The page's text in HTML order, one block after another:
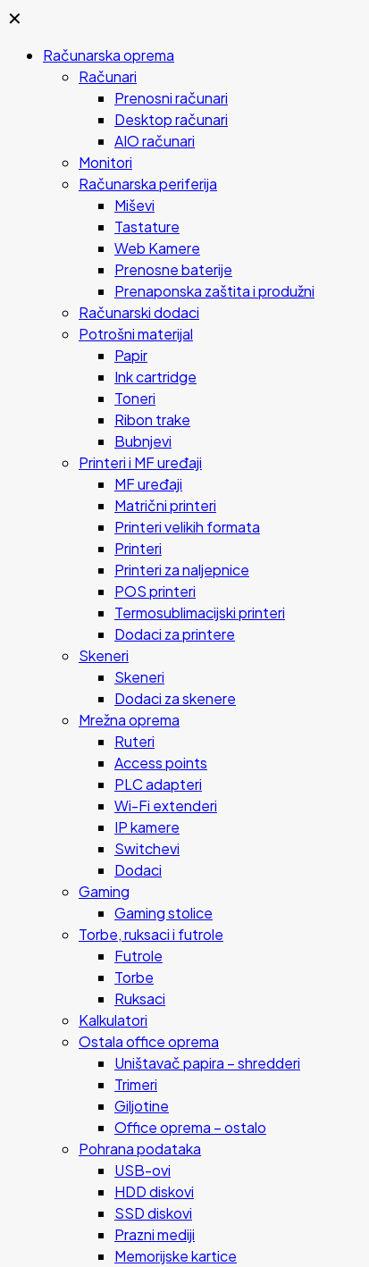
✕
Računarska oprema
Računari
Prenosni računari
Desktop računari
AIO računari
Monitori
Računarska periferija
Miševi
Tastature
Web Kamere
Prenosne baterije
Prenaponska zaštita i produžni
Računarski dodaci
Potrošni materijal
Papir
Ink cartridge
Toneri
Ribon trake
Bubnjevi
Printeri i MF uređaji
MF uređaji
Matrični printeri
Printeri velikih formata
Printeri
Printeri za naljepnice
POS printeri
Termosublimacijski printeri
Dodaci za printere
Skeneri
Skeneri
Dodaci za skenere
Mrežna oprema
Ruteri
Access points
PLC adapteri
Wi-Fi extenderi
IP kamere
Switchevi
Dodaci
Gaming
Gaming stolice
Torbe, ruksaci i futrole
Futrole
Torbe
Ruksaci
Kalkulatori
Ostala office oprema
Uništavač papira – shredderi
Trimeri
Giljotine
Office oprema – ostalo
Pohrana podataka
USB-ovi
HDD diskovi
SSD diskovi
Prazni mediji
Memorijske kartice